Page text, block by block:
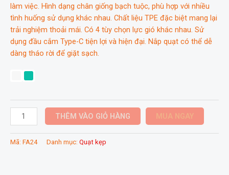
làm việc. Hình dạng chân giống bạch tuộc, phù hợp với nhiều
tình huống sử dụng khác nhau. Chất liệu TPE đặc biệt mang lại
trải nghiệm thoải mái. Có 4 tùy chọn lực gió khác nhau. Sử
dụng đầu cắm Type-C tiện lợi và hiện đại. Nắp quạt có thể dễ
dàng tháo rời để giặt sạch.
Quạt
tích
điện
THÊM VÀO GIỎ HÀNG MUA NGAY
Mã: FA24 Danh mục: Quạt kẹp